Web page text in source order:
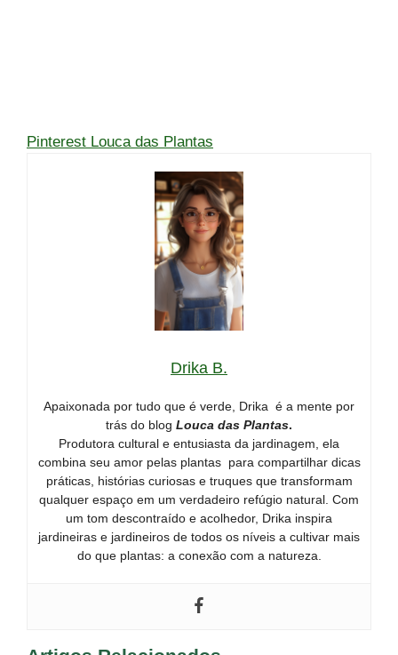
Pinterest Louca das Plantas
Drika B.
Apaixonada por tudo que é verde, Drika é a mente por
trás do blog Louca das Plantas.
Produtora cultural e entusiasta da jardinagem, ela
combina seu amor pelas plantas para compartilhar dicas
práticas, histórias curiosas e truques que transformam
qualquer espaço em um verdadeiro refúgio natural. Com
um tom descontraído e acolhedor, Drika inspira
jardineiras e jardineiros de todos os níveis a cultivar mais
do que plantas: a conexão com a natureza.